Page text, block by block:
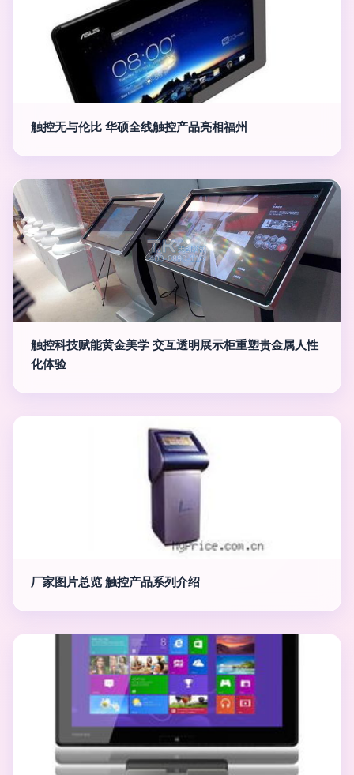
触控无与伦比 华硕全线触控产品亮相福州
触控科技赋能黄金美学 交互透明展示柜重塑贵金属人性
化体验
厂家图片总览 触控产品系列介绍